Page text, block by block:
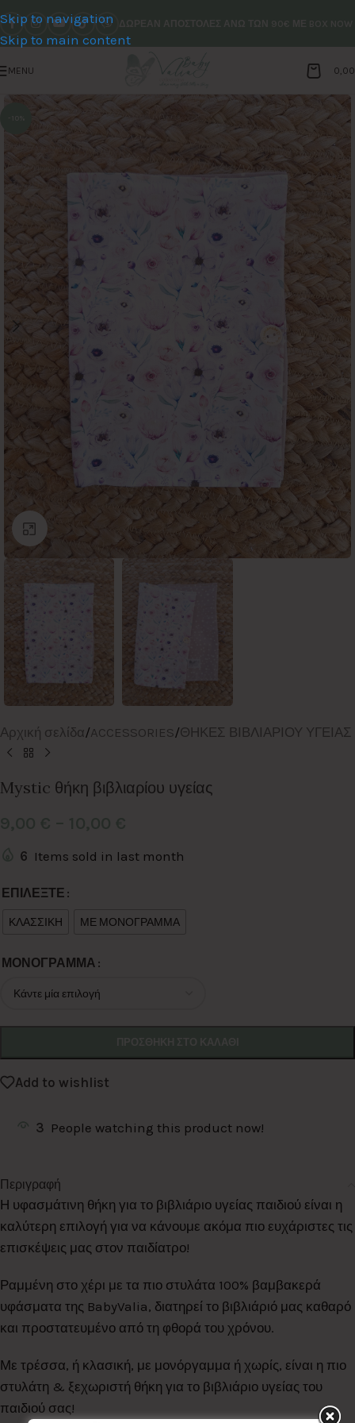
Skip to navigation
Skip to main content
MENU
Click to enlarge
Αρχική σελίδα/ACCESSORIES/ΘΗΚΕΣ ΒΙΒΛΙΑΡΙΟΥ ΥΓΕΙΑΣ
Mystic θήκη βιβλιαρίου υγείας
6 Items sold in last month
ΕΠΙΛΕΞΤΕ
ΚΛΑΣΣΙΚΗ ΜΕ ΜΟΝΟΓΡΑΜΜΑ
ΜΟΝΟΓΡΑΜΜΑ
Alternative:
Add to wishlist
3 People watching this product now!
Περιγραφή
Η υφασμάτινη θήκη για το βιβλιάριο υγείας παιδιού είναι η
καλύτερη επιλογή για να κάνουμε ακόμα πιο ευχάριστες τις
επισκέψεις μας στον παιδίατρο!
Ραμμένη στο χέρι με τα πιο στυλάτα 100% βαμβακερά
υφάσματα της BabyValia, διατηρεί το βιβλιάριό μας καθαρό
και προστατευμένο από τη φθορά του χρόνου.
Με τρέσσα, ή κλασική, με μονόργαμμα ή χωρίς, είναι η πιο
στυλάτη & ξεχωριστή θήκη για το βιβλιάριο υγείας του
παιδιού σας!